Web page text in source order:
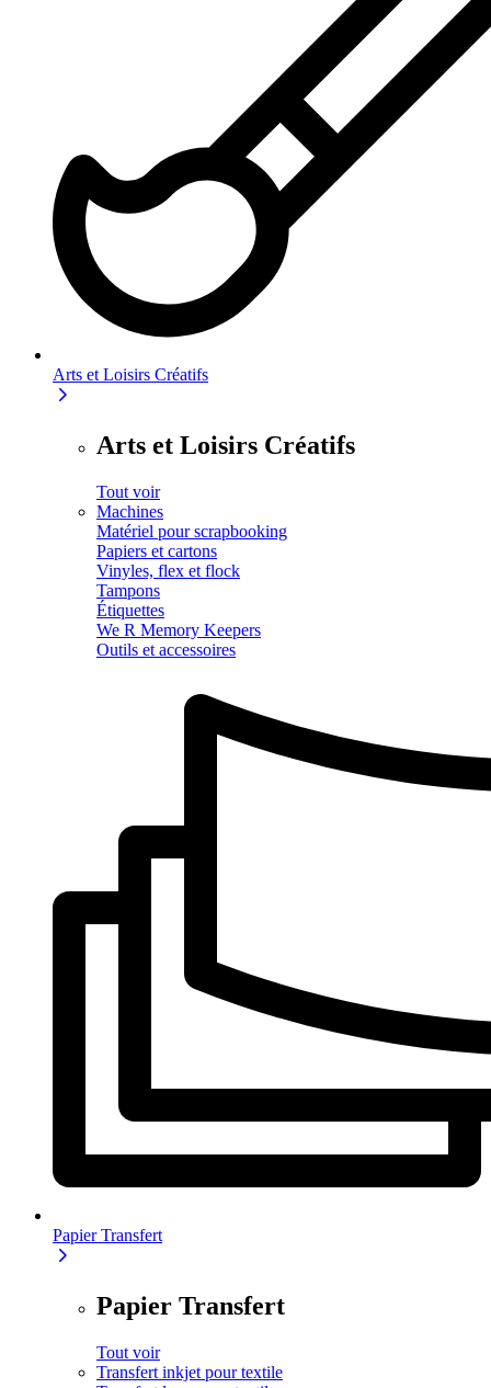
Arts et Loisirs Créatifs
Arts et Loisirs Créatifs
Tout voir
Machines
Matériel pour scrapbooking
Papiers et cartons
Vinyles, flex et flock
Tampons
Étiquettes
We R Memory Keepers
Outils et accessoires
Papier Transfert
Papier Transfert
Tout voir
Transfert inkjet pour textile